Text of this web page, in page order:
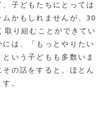
子どもたちにとっては
かもしれませんが、30
取り組むことができてい
は、「もっとやりたい
いう子どもも多数いま
の話をすると、ほとん
。